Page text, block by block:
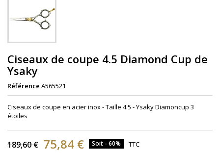
Ciseaux de coupe 4.5 Diamond Cup de
Ysaky
Référence A565521
Ciseaux de coupe en acier inox - Taille 4.5 - Ysaky Diamoncup 3
étoiles
189,60 € 75,84 € Soit - 60% TTC